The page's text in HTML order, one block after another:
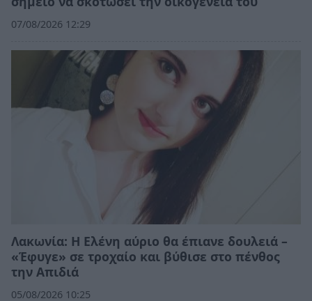
07/08/2026 12:29
Λακωνία: Η Ελένη αύριο θα έπιανε δουλειά –
«Έφυγε» σε τροχαίο και βύθισε στο πένθος
την Απιδιά
05/08/2026 10:25